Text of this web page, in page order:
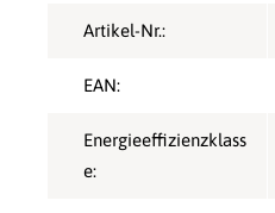
Artikel-Nr.:
EAN:
Energieeffizienzklass
e: